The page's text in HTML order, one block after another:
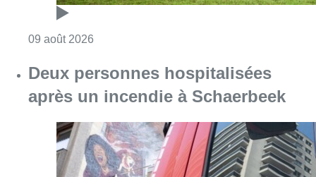
09 août 2026
Deux personnes hospitalisées
après un incendie à Schaerbeek